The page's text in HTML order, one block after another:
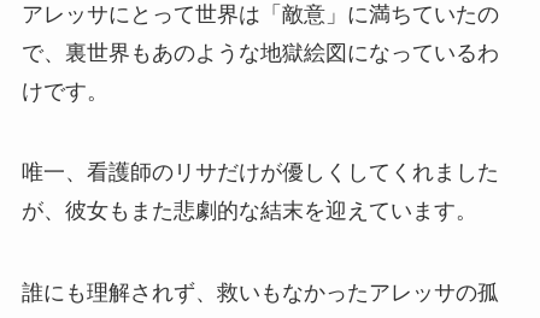
アレッサにとって世界は「敵意」に満ちていたの
で、裏世界もあのような地獄絵図になっているわ
けです。
唯一、看護師のリサだけが優しくしてくれました
が、彼女もまた悲劇的な結末を迎えています。
誰にも理解されず、救いもなかったアレッサの孤